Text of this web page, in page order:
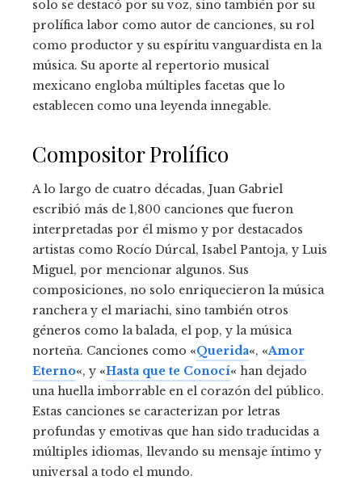
solo se destacó por su voz, sino también por su
prolífica labor como autor de canciones, su rol
como productor y su espíritu vanguardista en la
música. Su aporte al repertorio musical
mexicano engloba múltiples facetas que lo
establecen como una leyenda innegable.
Compositor Prolífico
A lo largo de cuatro décadas, Juan Gabriel
escribió más de 1,800 canciones que fueron
interpretadas por él mismo y por destacados
artistas como Rocío Dúrcal, Isabel Pantoja, y Luis
Miguel, por mencionar algunos. Sus
composiciones, no solo enriquecieron la música
ranchera y el mariachi, sino también otros
géneros como la balada, el pop, y la música
norteña. Canciones como «Querida«, «Amor
Eterno«, y «Hasta que te Conocí« han dejado
una huella imborrable en el corazón del público.
Estas canciones se caracterizan por letras
profundas y emotivas que han sido traducidas a
múltiples idiomas, llevando su mensaje íntimo y
universal a todo el mundo.